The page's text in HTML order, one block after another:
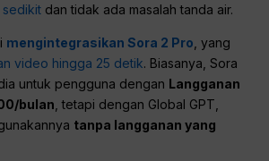
dan tidak ada masalah tanda air.
mengintegrasikan Sora 2 Pro, yang
video hingga 25 detik. Biasanya, Sora
untuk pengguna dengan Langganan
bulan, tetapi dengan Global GPT,
tanpa langganan yang